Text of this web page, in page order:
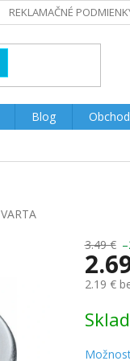
REKLAMAČNÉ
Blog
VARTA
3.49 €
2.19 €
cena: